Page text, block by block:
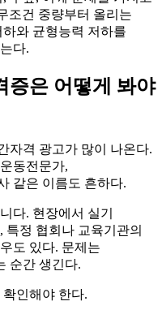
조건 중량부터 올리는
와 균형능력 저하를
다.
증은 어떻게 봐야
자격 광고가 많이 나온다.
동전문가,
같은 이름도 흔하다.
다. 현장에서 실기
특정 협회나 교육기관의
도 있다. 문제는
순간 생긴다.
인해야 한다.